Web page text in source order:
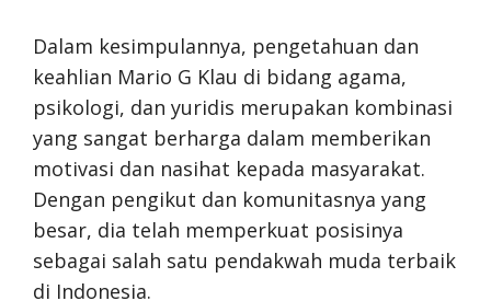
Dalam kesimpulannya, pengetahuan dan
keahlian Mario G Klau di bidang agama,
psikologi, dan yuridis merupakan kombinasi
yang sangat berharga dalam memberikan
motivasi dan nasihat kepada masyarakat.
Dengan pengikut dan komunitasnya yang
besar, dia telah memperkuat posisinya
sebagai salah satu pendakwah muda terbaik
di Indonesia.